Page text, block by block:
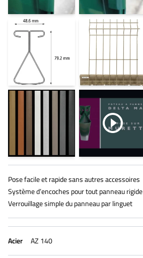
Pose facile et rapide sans autres accessoires
Système d’encoches pour tout panneau rigide
Verrouillage simple du panneau par linguet
Acier AZ 140